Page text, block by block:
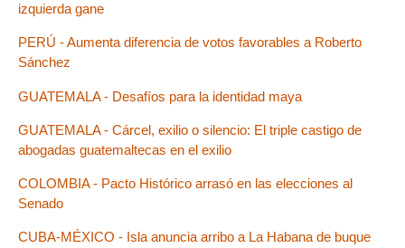
izquierda gane
PERÚ - Aumenta diferencia de votos favorables a Roberto
Sánchez
GUATEMALA - Desafíos para la identidad maya
GUATEMALA - Cárcel, exilio o silencio: El triple castigo de
abogadas guatemaltecas en el exilio
COLOMBIA - Pacto Histórico arrasó en las elecciones al
Senado
CUBA-MÉXICO - Isla anuncia arribo a La Habana de buque